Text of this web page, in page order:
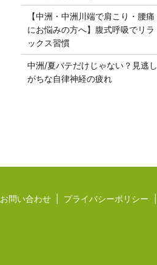
【中洲・中洲川端で肩こり・腰痛
にお悩みの方へ】腹式呼吸でリラ
ックス習慣
中洲/夏バテだけじゃない？見逃し
がちな自律神経の疲れ
お問い合わせ プライバシーポリシー